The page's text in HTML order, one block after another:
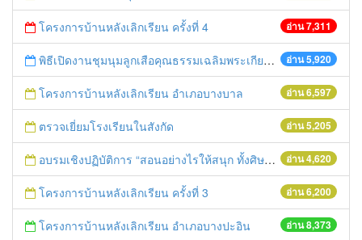
อ่าน 7,311
โครงการบ้านหลังเลิกเรียน ครั้งที่ 4
อ่าน 5,920
พิธีเปิดงานชุมนุมลูกเสือคุณธรรมเฉลิมพระเกียรติองค์พระประมุข ครั้งที่ ๔
อ่าน 6,597
โครงการบ้านหลังเลิกเรียน อำเภอบางบาล
อ่าน 5,205
ตรวจเยี่ยมโรงเรียนในสังกัด
อ่าน 4,620
อบรมเชิงปฏิบัติการ “สอนอย่างไรให้สนุก ทั้งศิษย์และครูประทับใจ”
อ่าน 6,200
โครงการบ้านหลังเลิกเรียน ครั้งที่ 3
อ่าน 8,373
โครงการบ้านหลังเลิกเรียน อำเภอบางปะอิน